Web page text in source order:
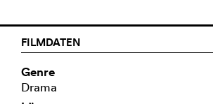
FILMDATEN
Genre
Drama